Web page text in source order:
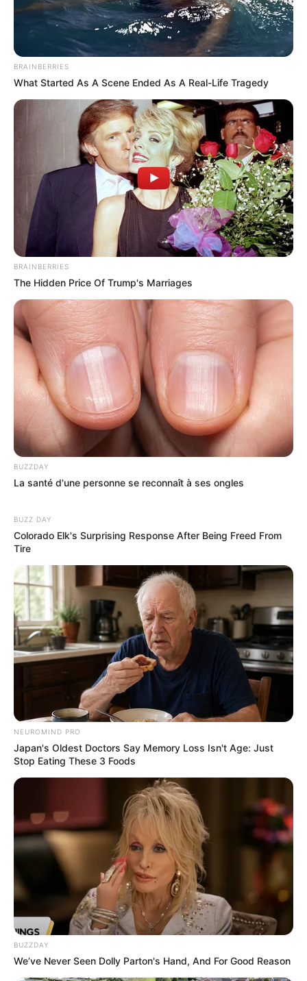
BRAINBERRIES
What Started As A Scene Ended As A Real-Life Tragedy
BRAINBERRIES
The Hidden Price Of Trump's Marriages
BUZZDAY
La santé d'une personne se reconnaît à ses ongles
BUZZ DAY
Colorado Elk's Surprising Response After Being Freed From
Tire
NEUROMIND PRO
Japan's Oldest Doctors Say Memory Loss Isn't Age: Just
Stop Eating These 3 Foods
BUZZDAY
We’ve Never Seen Dolly Parton's Hand, And For Good Reason